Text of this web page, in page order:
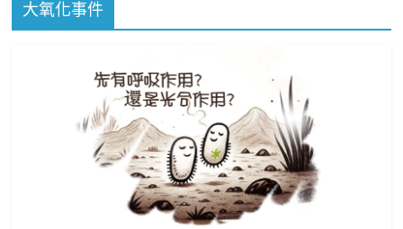
大氧化事件